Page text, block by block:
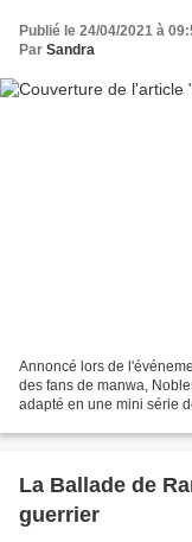
Publié le 24/04/2021 à
Par Sandra
Annoncé lors de
des fans de manwa,
adapté en une mini série
La Ballade de
guerrier